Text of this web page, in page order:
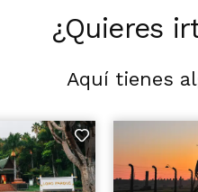
¿Quieres
Aquí tienes